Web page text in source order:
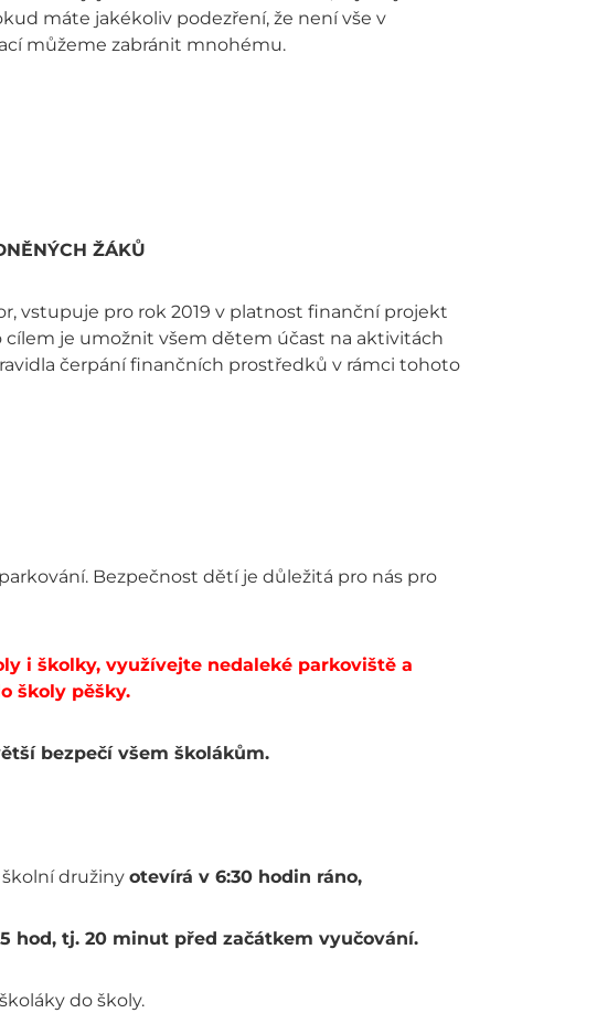
máte jakékoliv podezření, že není vše v
můžeme zabránit mnohému.
ŽÁKŮ
vstupuje pro rok 2019 v platnost finanční projekt
cílem je umožnit všem dětem účast na aktivitách
čerpání finančních prostředků v rámci tohoto
Bezpečnost dětí je důležitá pro nás pro
i školky, využívejte nedaleké parkoviště a
školy pěšky.
bezpečí všem školákům.
družiny otevírá v 6:30 hodin ráno,
hod, tj. 20 minut před začátkem vyučování.
do školy.